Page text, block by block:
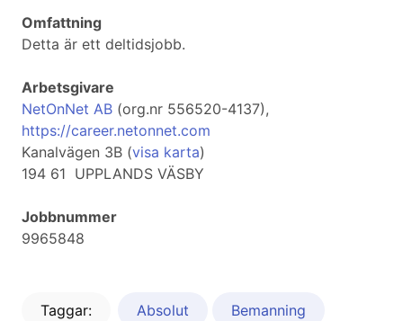
Omfattning
Detta är ett deltidsjobb.
Arbetsgivare
NetOnNet AB (org.nr 556520-4137),
https://career.netonnet.com
Kanalvägen 3B (visa karta)
194 61 UPPLANDS VÄSBY
Jobbnummer
9965848
Taggar: Absolut Bemanning